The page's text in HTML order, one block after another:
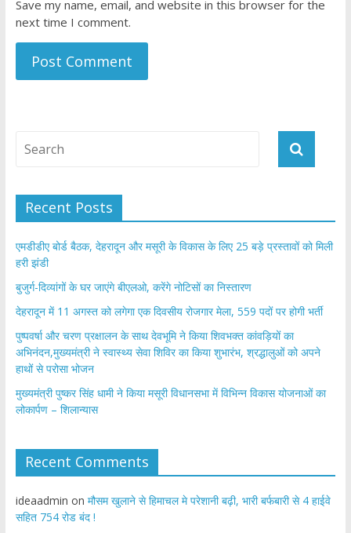
Save my name, email, and website in this browser for the
next time I comment.
Recent Posts
एमडीडीए बोर्ड बैठक, देहरादून और मसूरी के विकास के लिए 25 बड़े प्रस्तावों को मिली
हरी झंडी
बुजुर्ग-दिव्यांगों के घर जाएंगे बीएलओ, करेंगे नोटिसों का निस्तारण
​देहरादून में 11 अगस्त को लगेगा एक दिवसीय रोजगार मेला, 559 पदों पर होगी भर्ती
पुष्पवर्षा और चरण प्रक्षालन के साथ देवभूमि ने किया शिवभक्त कांवड़ियों का
अभिनंदन,मुख्यमंत्री ने स्वास्थ्य सेवा शिविर का किया शुभारंभ, श्रद्धालुओं को अपने
हाथों से परोसा भोजन
मुख्यमंत्री पुष्कर सिंह धामी ने किया मसूरी विधानसभा में विभिन्न विकास योजनाओं का
लोकार्पण – शिलान्यास
Recent Comments
ideaadmin on मौसम खुलाने से हिमाचल मे परेशानी बढ़ी, भारी बर्फबारी से 4 हाईवे
सहित 754 रोड बंद !